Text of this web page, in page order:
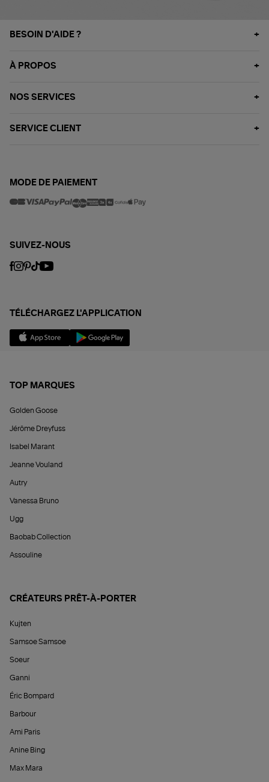
BESOIN D'AIDE ?
À PROPOS
NOS SERVICES
SERVICE CLIENT
MODE DE PAIEMENT
SUIVEZ-NOUS
TÉLÉCHARGEZ L'APPLICATION
TOP MARQUES
Golden Goose
Jérôme Dreyfuss
Isabel Marant
Jeanne Vouland
Autry
Vanessa Bruno
Ugg
Baobab Collection
Assouline
CRÉATEURS PRÊT-À-PORTER
Kujten
Samsoe Samsoe
Soeur
Ganni
Éric Bompard
Barbour
Ami Paris
Anine Bing
Max Mara